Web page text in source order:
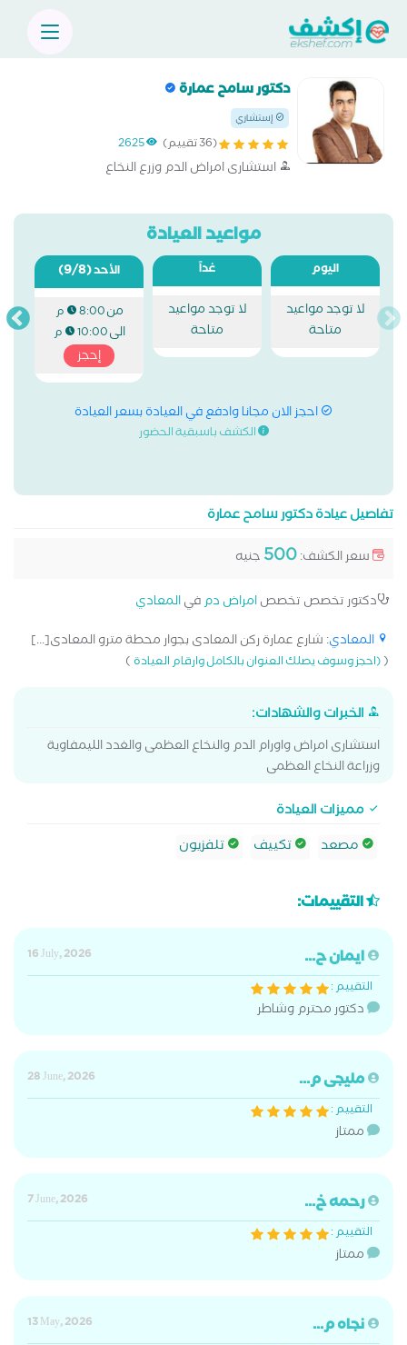
دكتور سامح عمارة
إستشاري
(36 تقييم) 2625
استشارى امراض الدم وزرع النخاع
مواعيد العيادة
اليوم
لا توجد مواعيد
متاحة
غداً
لا توجد مواعيد
متاحة
الأحد(9/8)
من8:00 م
الى10:00 م
إحجز
احجز الان مجانا وادفع في العيادة بسعر العيادة
الكشف باسبقية الحضور
تفاصيل عيادة دكتور سامح عمارة
سعر الكشف:500 جنيه
دكتور تخصص تخصصامراض دمفيالمعادي
المعادي: شارع عمارة ركن المعادى بجوار محطة مترو المعادى[...]
((احجز وسوف يصلك العنوان بالكامل وارقام العيادة)
الخبرات والشهادات:
استشارى امراض واورام الدم والنخاع العظمى والغدد الليمفاوية
وزراعة النخاع العظمى
مميزات العيادة
مصعد
تكييف تلفزيون
التقييمات:
ايمان ح...
16 July, 2026
التقييم :
دكتور محترم وشاطر
مليجى م...
28 June, 2026
التقييم :
ممتاز
رحمه خ...
7 June, 2026
التقييم :
ممتاز
نجاه م...
13 May, 2026